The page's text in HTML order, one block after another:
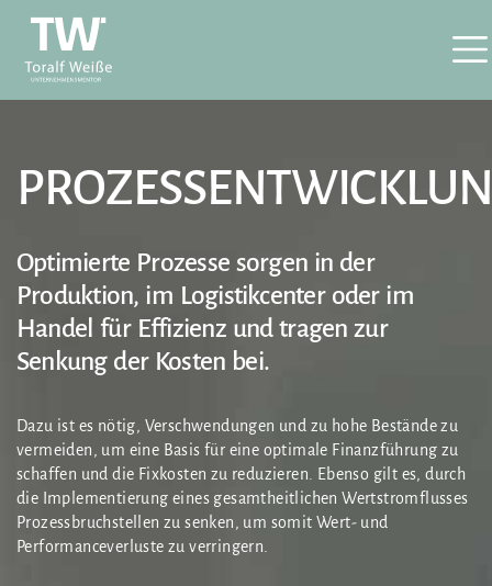
Optimierte Prozesse sorgen in der
Produktion, im Logistikcenter oder im
Handel für Effizienz und tragen zur
Senkung der Kosten bei.
Dazu ist es nötig, Verschwendungen und zu hohe Bestände zu
vermeiden, um eine Basis für eine optimale Finanzführung zu
schaffen und die Fixkosten zu reduzieren. Ebenso gilt es, durch
die Implementierung eines gesamtheitlichen Wertstromflusses
Prozessbruchstellen zu senken, um somit Wert- und
Performanceverluste zu verringern.